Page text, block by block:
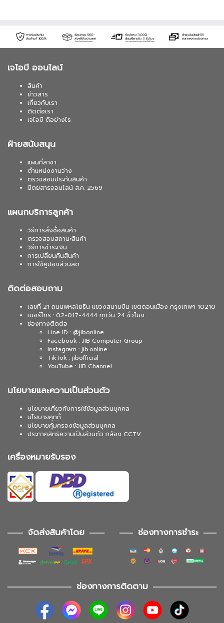
เจไอบี ออนไลน์
สินค้า
ข่าวสาร
เกี่ยวกับเรา
ติดต่อเรา
เจไอบี ดีอย่างไร
ฝ่ายสนับสนุน
แผนที่สาขา
ตำแหน่งงานว่าง
ตรวจสอบประกันสินค้า
นิตยสารออนไลน์ ส.ค. 2569
แผนกบริการลูกค้า
วิธีการสั่งซื้อสินค้า
ตรวจสอบสถานะสินค้า
วิธีการชำระเงิน
การเปลี่ยนคืนสินค้า
การใช้คูปองส่วนลด
ติดต่อสอบถาม
เลขที่ 21 ถนนพหลโยธิน แขวงสนามบิน เขตดอนเมือง กรุงเทพฯ 10210
เบอร์โทร : 02-017-4444 ทุกวัน 24 ชั่วโมง
ช่องทางติดต่อ
Line ID : @jibonline
Facebook : JIB Computer Group
Instagram : jib.online
TikTok : jibofficial
YouTube : JIB Channel
นโยบายและความเป็นส่วนตัว
นโยบายเกี่ยวกับการใช้ข้อมูลส่วนบุคคล
นโยบายคุกกี้
นโยบายคุ้มครองข้อมูลส่วนบุคคล
ประกาศสิทธิความเป็นส่วนตัว กล้อง CCTV
เครื่องหมายรับรอง
จัดส่งสินค้าโดย ช่องทางการชำระ
ช่องทางการติดตาม